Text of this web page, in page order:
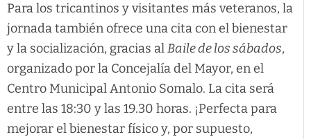
Para los tricantinos y visitantes más veteranos, la
jornada también ofrece una cita con el bienestar
y la socialización, gracias alBaile de los sábados,
organizado por la Concejalía del Mayor, en el
Centro Municipal Antonio Somalo. La cita será
entre las 18:30 y las 19.30 horas. ¡Perfecta para
mejorar el bienestar físico y, por supuesto,